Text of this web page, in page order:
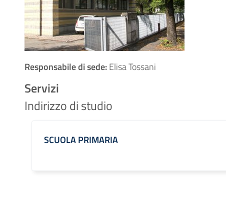
Responsabile di sede:Elisa Tossani
Servizi
Indirizzo di studio
SCUOLA PRIMARIA